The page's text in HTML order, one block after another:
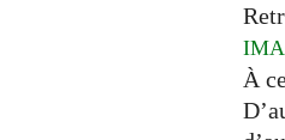
À